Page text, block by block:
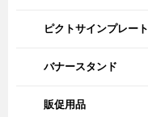
ピクトサインプレー
バナースタンド
販促用品